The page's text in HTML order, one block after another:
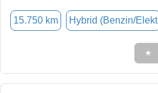
15.750 km Hybrid (Benzin/Elekt
★